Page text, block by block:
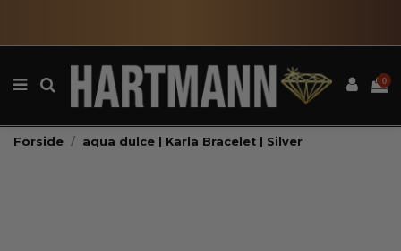
0
Forside aqua dulce | Karla Bracelet | Silver